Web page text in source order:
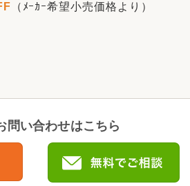
（ﾒｰｶｰ希望小売価格より）
問い合わせはこちら